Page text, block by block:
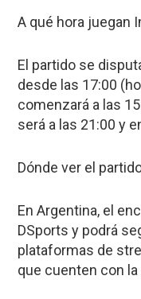
A qué hora juegan
El partido se
desde las 17:00
comenzará a las
será a las 21:00 y
Dónde ver el
En Argentina, el
DSports y podrá
plataformas de
que cuenten con la